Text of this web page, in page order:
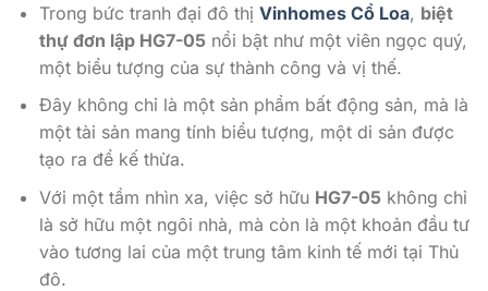
Trong bức tranh đại đô thị Vinhomes Cổ Loa, biệt
thự đơn lập HG7-05 nổi bật như một viên ngọc quý,
một biểu tượng của sự thành công và vị thế.
Đây không chỉ là một sản phẩm bất động sản, mà là
một tài sản mang tính biểu tượng, một di sản được
tạo ra để kế thừa.
Với một tầm nhìn xa, việc sở hữu HG7-05 không chỉ
là sở hữu một ngôi nhà, mà còn là một khoản đầu tư
vào tương lai của một trung tâm kinh tế mới tại Thủ
đô.